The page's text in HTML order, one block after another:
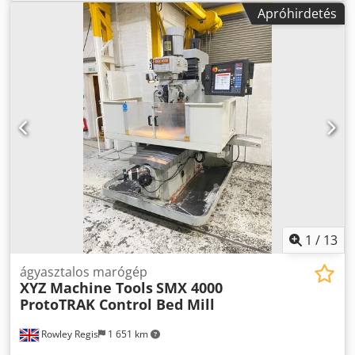
2600x2300x2600(h)mm Crodpfxsh Rycfs Adwjf Vezérlés:
HEIDENHAIN TNC 355 (Új képernyő) Az asztal méretei:
1200x550mm Tengelyeltolódások: X - 1100mm Y - 600mm Z
- 600mm Menyétfej hidraulikus szerszámrögzítéssel. Kúp:
ISO 50 Orsó fordulatszám: 50 - 3000 rpm (2
sebességtartomány) X-Y-Z tengelyek előtolásai: 1 - 3000
mm/min Gyorsmeneti X Y Z tengelyek: 10.000 mm/perc
Motor teljesítménye: 15KW
Apróhirdetés
1 / 13
Rowley Regis 1 651 km
ágyasztalos marógép
XYZ Machine ToolsSMX 4000
ProtoTRAK Control Bed Mill